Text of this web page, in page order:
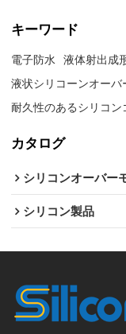
キーワード
電子防水 液体射出成
液状シリコーンオーバ
耐久性のあるシリコン
カタログ
シリコンオーバー
シリコン製品